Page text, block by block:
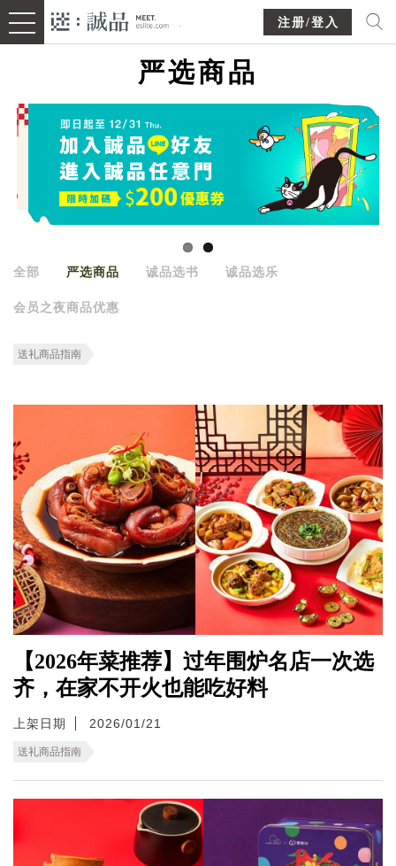
注册/登入
严选商品
全部 严选商品 诚品选书 诚品选乐
会员之夜商品优惠
送礼商品指南
【2026年菜推荐】过年围炉名店一次选
齐，在家不开火也能吃好料
上架日期 2026/01/21
送礼商品指南